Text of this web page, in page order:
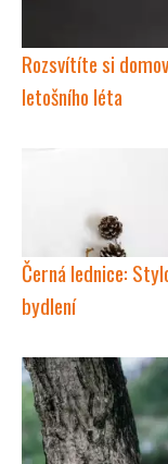
Rozsvítíte si
letošního léta
Černá lednice:
bydlení